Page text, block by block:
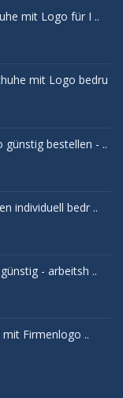
mit Logo für I ..
mit Logo bedru
bestellen - ..
individuell bedr ..
- arbeitsh ..
Firmenlogo ..